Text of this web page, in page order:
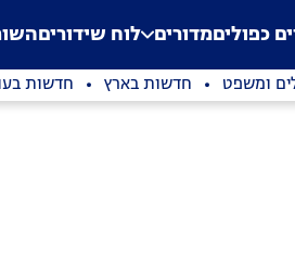
Application error: a
. כפוליםמדורים לוח שידורים
ומשפט חדשות בארץ חדשות